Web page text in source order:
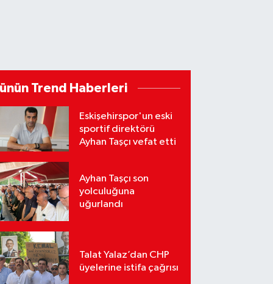
Trend Haberleri
Eskişehirspor'un eski
sportif direktörü
Ayhan Taşçı vefat etti
Ayhan Taşçı son
yolculuğuna
uğurlandı
Talat Yalaz’dan CHP
üyelerine istifa çağrısı